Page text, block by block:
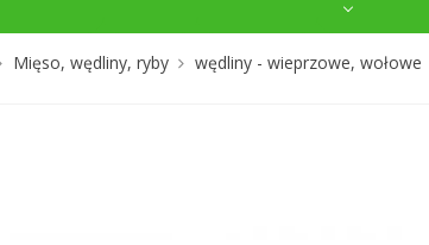
Mięso, wędliny, ryby wędliny - wieprzowe, wołowe